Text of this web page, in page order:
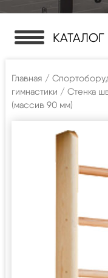
КАТАЛОГ
Главная /
гимнастики / Стенка
(массив 90 мм)